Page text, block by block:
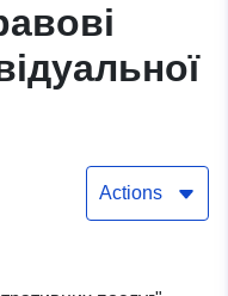
Actions